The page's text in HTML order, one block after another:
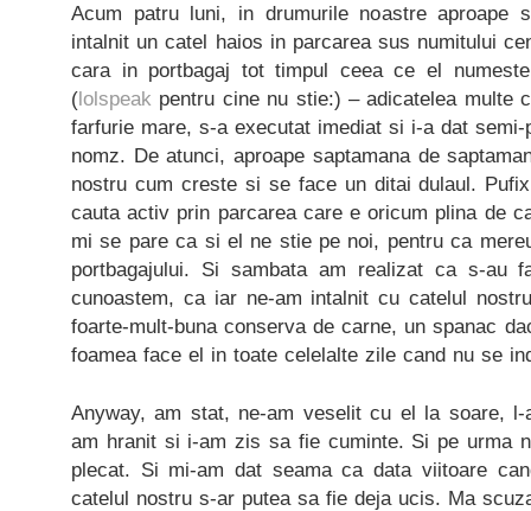
Acum patru luni, in drumurile noastre aproape
intalnit un catel haios in parcarea sus numitului
cara in portbagaj tot timpul ceea ce el
(lolspeak pentru cine nu stie:) – adicatelea multe
farfurie mare, s-a executat imediat si i-a dat semi-
nomz. De atunci, aproape saptamana de
nostru cum creste si se face un ditai dulaul.
cauta activ prin parcarea care e oricum plina de
mi se pare ca si el ne stie pe noi, pentru ca
portbagajului. Si sambata am realizat ca s-au
cunoastem, ca iar ne-am intalnit cu catelul
foarte-mult-buna conserva de carne, un spanac
foamea face el in toate celelalte zile cand nu se
Anyway, am stat, ne-am veselit cu el la soare,
am hranit si i-am zis sa fie cuminte. Si pe urma
plecat. Si mi-am dat seama ca data viitoare
catelul nostru s-ar putea sa fie deja ucis. Ma